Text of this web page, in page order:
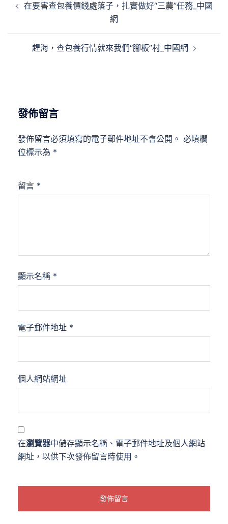
章 在要害查包養價錢處落子，扎實做好“三農”任務_中國
網
趕海，查包養行情就來我們“腳板”村_中國網
發佈留言
發佈留言必須填寫的電子郵件地址不會公開。 必填欄
位標示為 *
留言 *
顯示名稱 *
電子郵件地址 *
個人網站網址
在瀏覽器中儲存顯示名稱、電子郵件地址及個人網站
網址，以供下次發佈留言時使用。